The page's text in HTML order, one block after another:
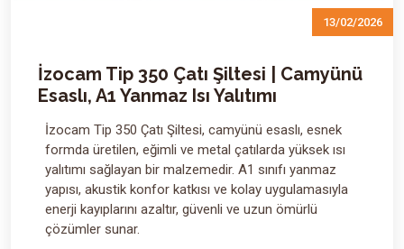
13/02/2026
İzocam Tip 350 Çatı Şiltesi | Camyünü
Esaslı, A1 Yanmaz Isı Yalıtımı
İzocam Tip 350 Çatı Şiltesi, camyünü esaslı, esnek
formda üretilen, eğimli ve metal çatılarda yüksek ısı
yalıtımı sağlayan bir malzemedir. A1 sınıfı yanmaz
yapısı, akustik konfor katkısı ve kolay uygulamasıyla
enerji kayıplarını azaltır, güvenli ve uzun ömürlü
çözümler sunar.